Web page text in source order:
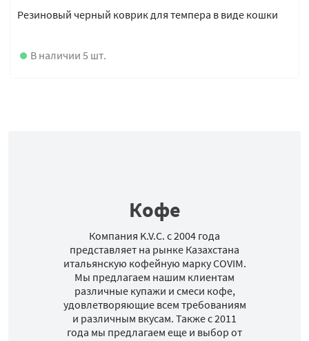
Резиновый черный коврик для темпера в виде кошки
В наличии 5 шт.
Кофе
Компания K.V.C. с 2004 года
представляет на рынке Казахстана
итальянскую кофейную марку COVIM.
Мы предлагаем нашим клиентам
различные купажи и смеси кофе,
удовлетворяющие всем требованиям
и различным вкусам. Также с 2011
года мы предлагаем еще и выбор от